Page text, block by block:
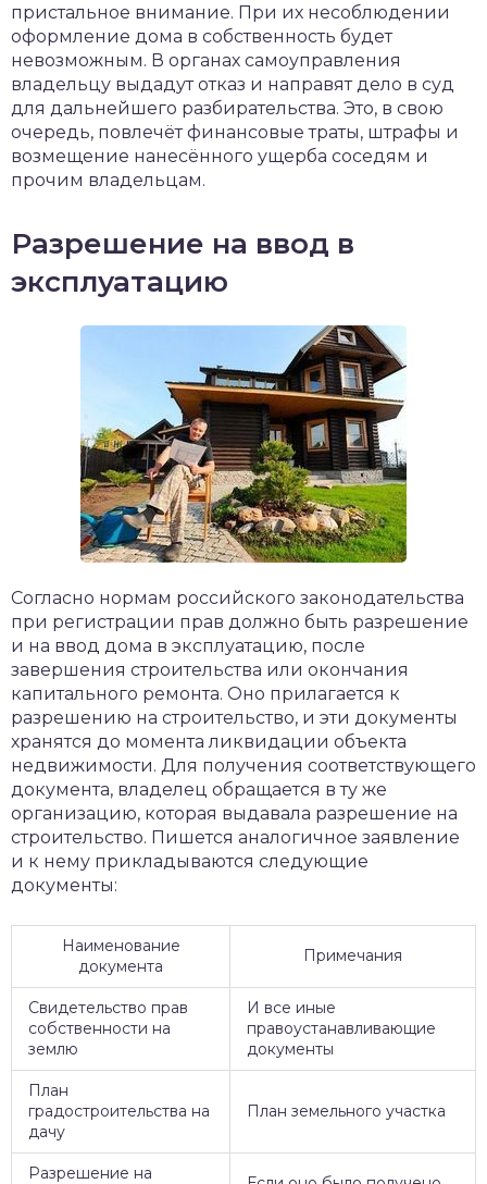
пристальное внимание. При их несоблюдении
оформление дома в собственность будет
невозможным. В органах самоуправления
владельцу выдадут отказ и направят дело в суд
для дальнейшего разбирательства. Это, в свою
очередь, повлечёт финансовые траты, штрафы и
возмещение нанесённого ущерба соседям и
прочим владельцам.
Разрешение на ввод в
эксплуатацию
Согласно нормам российского законодательства
при регистрации прав должно быть разрешение
и на ввод дома в эксплуатацию, после
завершения строительства или окончания
капитального ремонта. Оно прилагается к
разрешению на строительство, и эти документы
хранятся до момента ликвидации объекта
недвижимости. Для получения соответствующего
документа, владелец обращается в ту же
организацию, которая выдавала разрешение на
строительство. Пишется аналогичное заявление
и к нему прикладываются следующие
документы:
Наименование
документа
Примечания
Свидетельство прав
собственности на
землю
И все иные
правоустанавливающие
документы
План
градостроительства на
дачу
План земельного участка
Разрешение на